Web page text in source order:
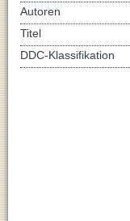
Autoren
Titel
DDC-Klassifikation